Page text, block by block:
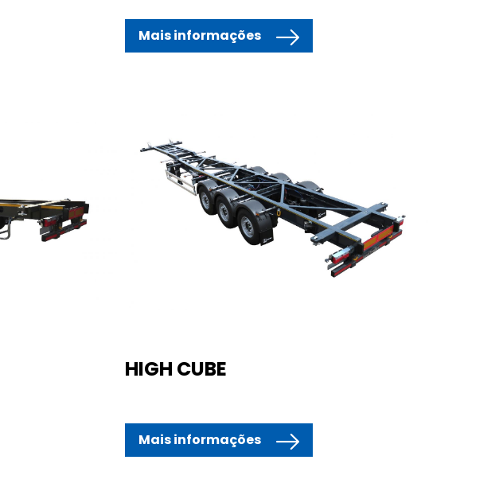
Mais informações
HIGH CUBE
Mais informações